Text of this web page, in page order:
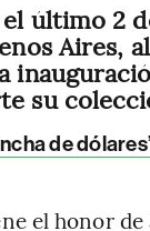
último 2
Aires,
su
de
el honor